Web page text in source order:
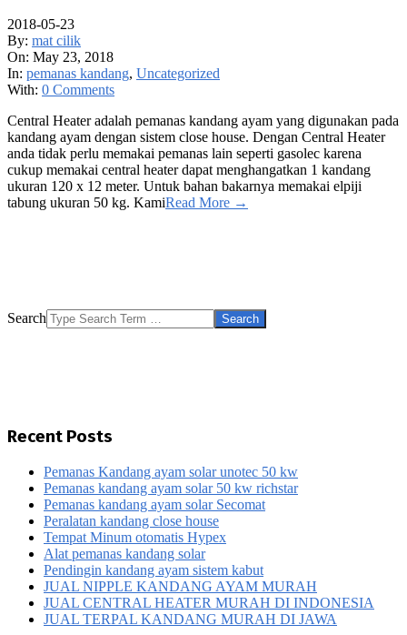
2018-05-23
By: mat cilik
On: May 23, 2018
In: pemanas kandang, Uncategorized
With: 0 Comments
Central Heater adalah pemanas kandang ayam yang digunakan pada
kandang ayam dengan sistem close house. Dengan Central Heater
anda tidak perlu memakai pemanas lain seperti gasolec karena
cukup memakai central heater dapat menghangatkan 1 kandang
ukuran 120 x 12 meter. Untuk bahan bakarnya memakai elpiji
tabung ukuran 50 kg. KamiRead More →
Search
Recent Posts
Pemanas Kandang ayam solar unotec 50 kw
Pemanas kandang ayam solar 50 kw richstar
Pemanas kandang ayam solar Secomat
Peralatan kandang close house
Tempat Minum otomatis Hypex
Alat pemanas kandang solar
Pendingin kandang ayam sistem kabut
JUAL NIPPLE KANDANG AYAM MURAH
JUAL CENTRAL HEATER MURAH DI INDONESIA
JUAL TERPAL KANDANG MURAH DI JAWA